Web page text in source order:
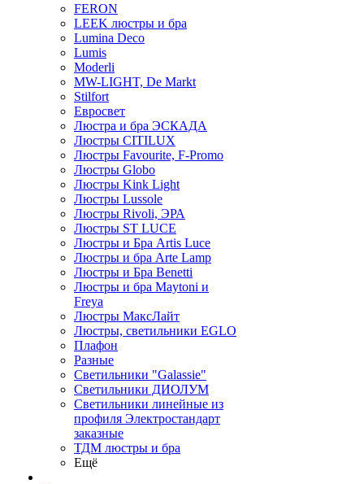
FERON
LEEK люстры и бра
Lumina Deco
Lumis
Moderli
MW-LIGHT, De Markt
Stilfort
Евросвет
Люстра и бра ЭСКАДА
Люстры CITILUX
Люстры Favourite, F-Promo
Люстры Globo
Люстры Kink Light
Люстры Lussole
Люстры Rivoli, ЭРА
Люстры ST LUCE
Люстры и Бра Artis Luce
Люстры и бра Arte Lamp
Люстры и Бра Benetti
Люстры и бра Maytoni и
Freya
Люстры МаксЛайт
Люстры, светильники EGLO
Плафон
Разные
Светильники "Galassie"
Светильники ДИОЛУМ
Светильники линейные из
профиля Электростандарт
заказные
ТДМ люстры и бра
Ещё